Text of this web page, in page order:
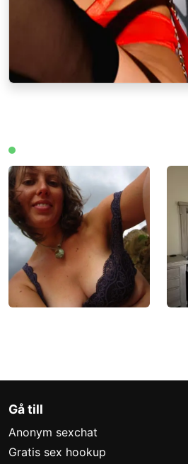
Gå till
Anonym sexchat
Gratis sex hookup